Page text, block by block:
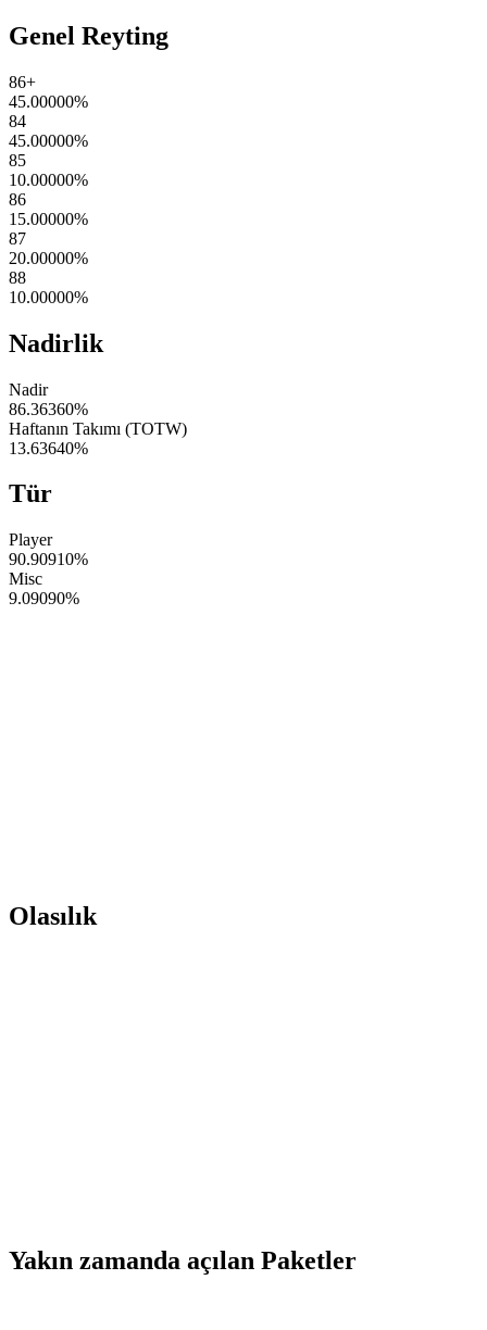
Genel Reyting
86+
45.00000%
84
45.00000%
85
10.00000%
86
15.00000%
87
20.00000%
88
10.00000%
Nadirlik
Nadir
86.36360%
Haftanın Takımı (TOTW)
13.63640%
Tür
Player
90.90910%
Misc
9.09090%
Olasılık
Yakın zamanda açılan Paketler